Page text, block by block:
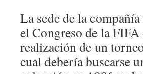
La sede de la
el Congreso de la
realización de un
cual debería buscarse